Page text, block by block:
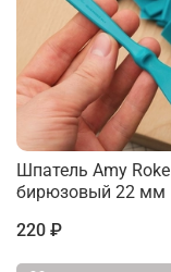
Шпатель Amy Roke
бирюзовый 22 мм
220 ₽